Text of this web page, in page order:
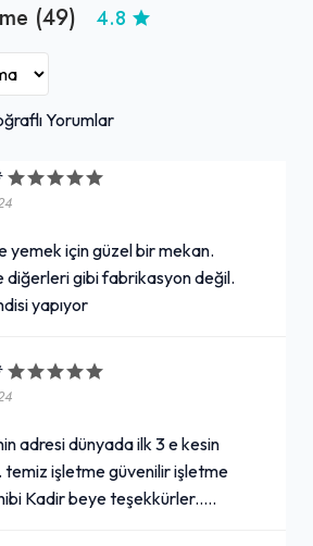
şişe
Çiğ Köfte (250 gr.)
ekşisi, acı sos, göbek marul, lavaş ile
(20 cl.)
(1 L.)
şişe
(49) 4.8
Yorumlar
yemek için güzel bir mekan.
gibi fabrikasyon değil.
yapıyor
adresi dünyada ilk 3 e kesin
işletme güvenilir işletme
Kadir beye teşekkürler.....